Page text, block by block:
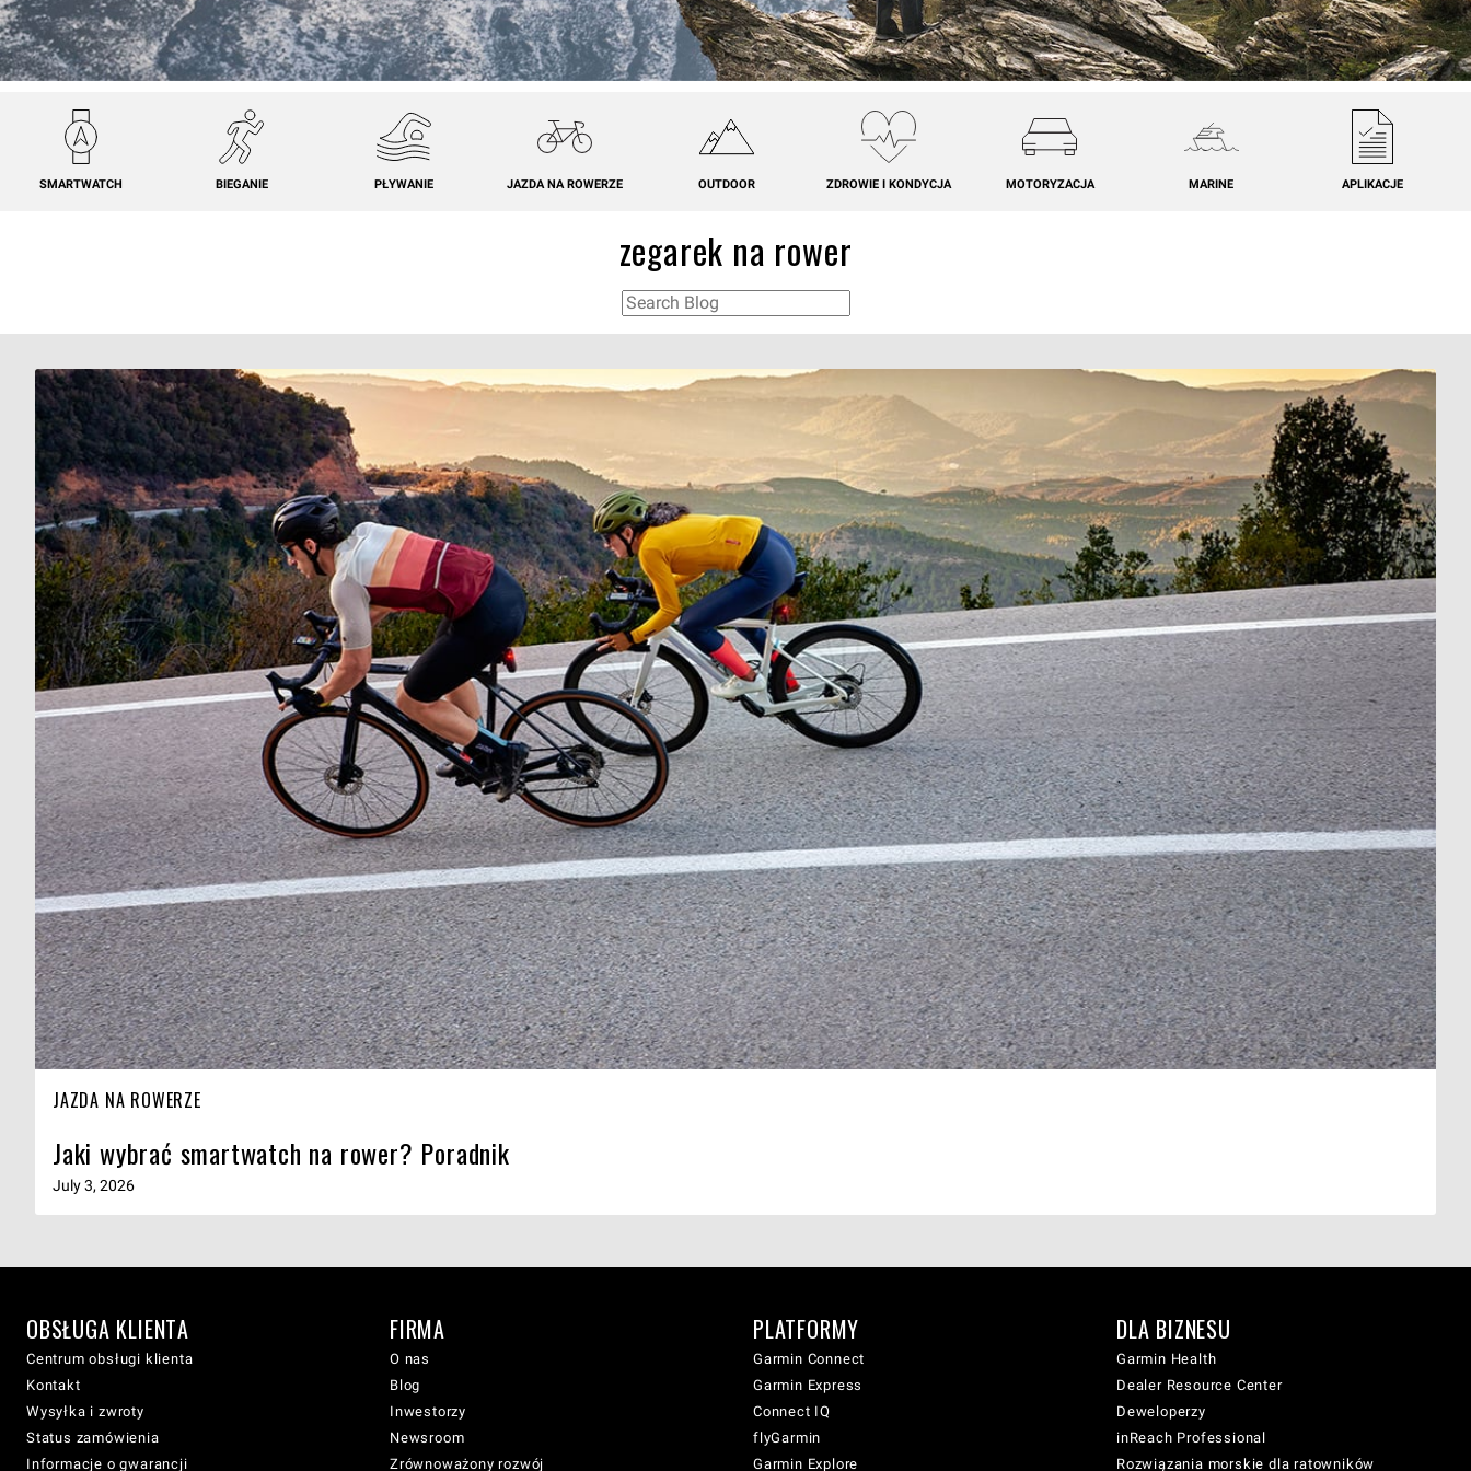
SMARTWATCH BIEGANIE PŁYWANIE JAZDA NA ROWERZE OUTDOOR ZDROWIE I KONDYCJA MOTORYZACJA MARINE APLIKACJE
zegarek na rower
JAZDA NA ROWERZE
Jaki wybrać smartwatch na rower? Poradnik
July 3, 2026
OBSŁUGA KLIENTA
Centrum obsługi klienta
Kontakt
Wysyłka i zwroty
Status zamówienia
Informacje o gwarancji
FIRMA
O nas
Blog
Inwestorzy
Newsroom
Zrównoważony rozwój
PLATFORMY
Garmin Connect
Garmin Express
Connect IQ
flyGarmin
Garmin Explore
DLA BIZNESU
Garmin Health
Dealer Resource Center
Deweloperzy
inReach Professional
Rozwiązania morskie dla ratowników